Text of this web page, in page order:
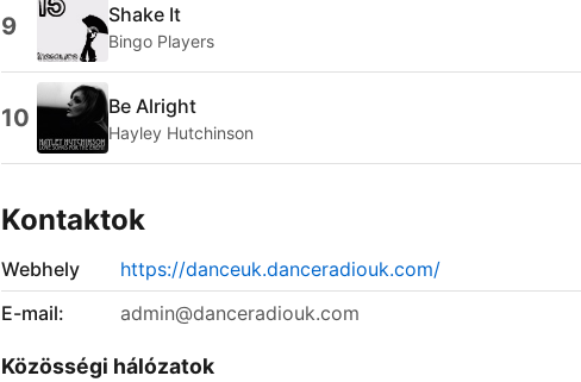
9 Shake It
Bingo Players
10 Be Alright
Hayley Hutchinson
Kontaktok
Webhely
https://danceuk.danceradiouk.com/
E-mail:
admin@danceradiouk.com
Közösségi hálózatok